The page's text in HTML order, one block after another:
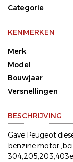
Categorie
KENMERKEN
Merk
Model
Bouwjaar
Versnellingen
BESCHRIJVING
Gave Peugeot
benzine motor